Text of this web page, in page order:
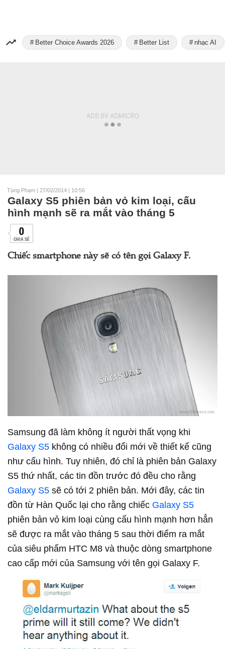
Better Choice Awards 2026 Better List nhạc AI
Tùng Phạm | 27/02/2014 | 10:56
Galaxy S5 phiên bản vỏ kim loại, cấu
hình mạnh sẽ ra mắt vào tháng 5
0
CHIA SẺ
Chiếc smartphone này sẽ có tên gọi Galaxy F.
Samsung đã làm không ít người thất vọng khi
Galaxy S5 không có nhiều đổi mới về thiết kế cũng
như cấu hình. Tuy nhiên, đó chỉ là phiên bản Galaxy
S5 thứ nhất, các tin đồn trước đó đều cho rằng
Galaxy S5 sẽ có tới 2 phiên bản. Mới đây, các tin
đồn từ Hàn Quốc lại cho rằng chiếc Galaxy S5
phiên bản vỏ kim loại cùng cấu hình mạnh hơn hẳn
sẽ được ra mắt vào tháng 5 sau thời điểm ra mắt
của siêu phẩm HTC M8 và thuộc dòng smartphone
cao cấp mới của Samsung với tên gọi Galaxy F.